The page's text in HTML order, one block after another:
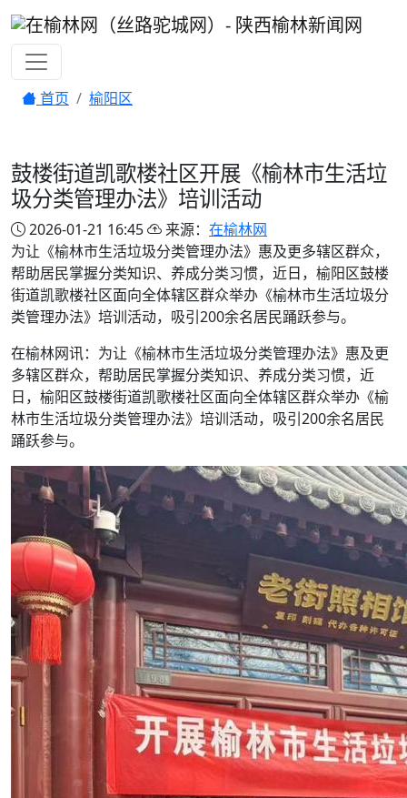
首页 榆阳区
鼓楼街道凯歌楼社区开展《榆林市生活垃
圾分类管理办法》培训活动
2026-01-21 16:45 来源： 在榆林网
为让《榆林市生活垃圾分类管理办法》惠及更多辖区群众，
帮助居民掌握分类知识、养成分类习惯，近日，榆阳区鼓楼
街道凯歌楼社区面向全体辖区群众举办《榆林市生活垃圾分
类管理办法》培训活动，吸引200余名居民踊跃参与。
在榆林网讯：为让《榆林市生活垃圾分类管理办法》惠及更
多辖区群众，帮助居民掌握分类知识、养成分类习惯，近
日，榆阳区鼓楼街道凯歌楼社区面向全体辖区群众举办《榆
林市生活垃圾分类管理办法》培训活动，吸引200余名居民
踊跃参与。